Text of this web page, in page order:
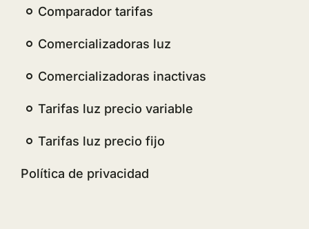
Comparador tarifas
Comercializadoras luz
Comercializadoras inactivas
Tarifas luz precio variable
Tarifas luz precio fijo
Política de privacidad